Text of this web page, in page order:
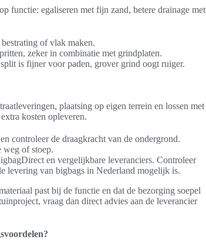
functie: egaliseren met fijn zand, betere drainage met
of vlak maken.
zeker in combinatie met grindplaten.
is fijner voor paden, grover grind oogt ruiger.
plaatsing op eigen terrein en lossen met
kosten opleveren.
controleer de draagkracht van de ondergrond.
weg of stoep.
en vergelijkbare leveranciers. Controleer
levering van bigbags in Nederland mogelijk is.
past bij de functie en dat de bezorging soepel
vraag dan direct advies aan de leverancier